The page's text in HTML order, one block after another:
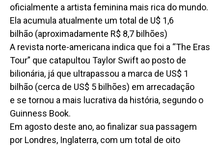
oficialmente a artista feminina mais rica do mundo.
Ela acumula atualmente um total de U$ 1,6
bilhão (aproximadamente R$ 8,7 bilhões)
A revista norte-americana indica que foi a “The Eras
Tour” que catapultou Taylor Swift ao posto de
bilionária, já que ultrapassou a marca de US$ 1
bilhão (cerca de US$ 5 bilhões) em arrecadação
e se tornou a mais lucrativa da história, segundo o
Guinness Book.
Em agosto deste ano, ao finalizar sua passagem
por Londres, Inglaterra, com um total de oito